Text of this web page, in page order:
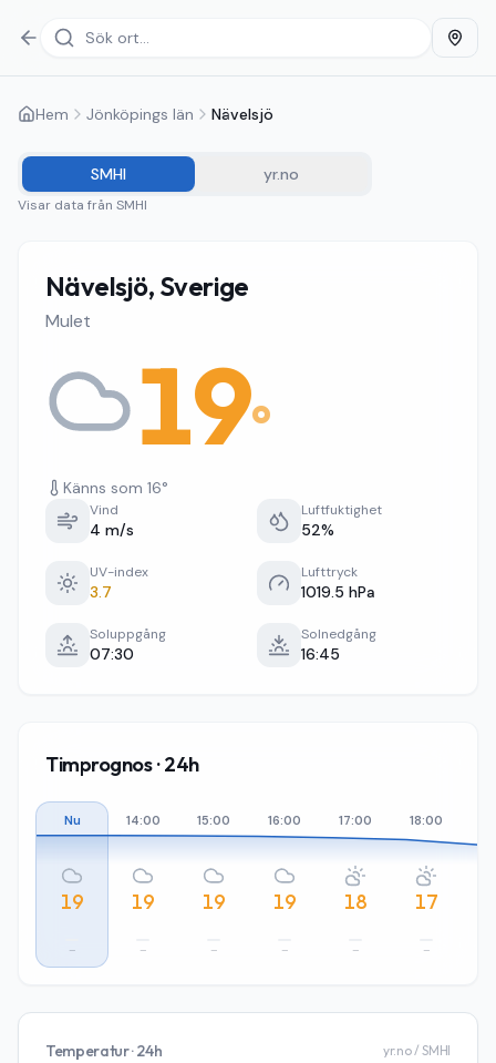
Hem Jönköpings län Nävelsjö
SMHI yr.no
Visar data från SMHI
Nävelsjö, Sverige
Mulet
19°
Känns som 16°
Vind
4 m/s
Luftfuktighet
52%
UV-index
3.7
Lufttryck
1019.5 hPa
Soluppgång
07:30
Solnedgång
16:45
Timprognos · 24h
Nu
19
–
14:00
19
–
15:00
19
–
16:00
19
–
17:00
18
–
18:00
17
–
Temperatur · 24h yr.no / SMHI